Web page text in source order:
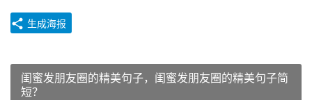
生成海报
闺蜜发朋友圈的精美句子，闺蜜发朋友圈的精美句子简
短？